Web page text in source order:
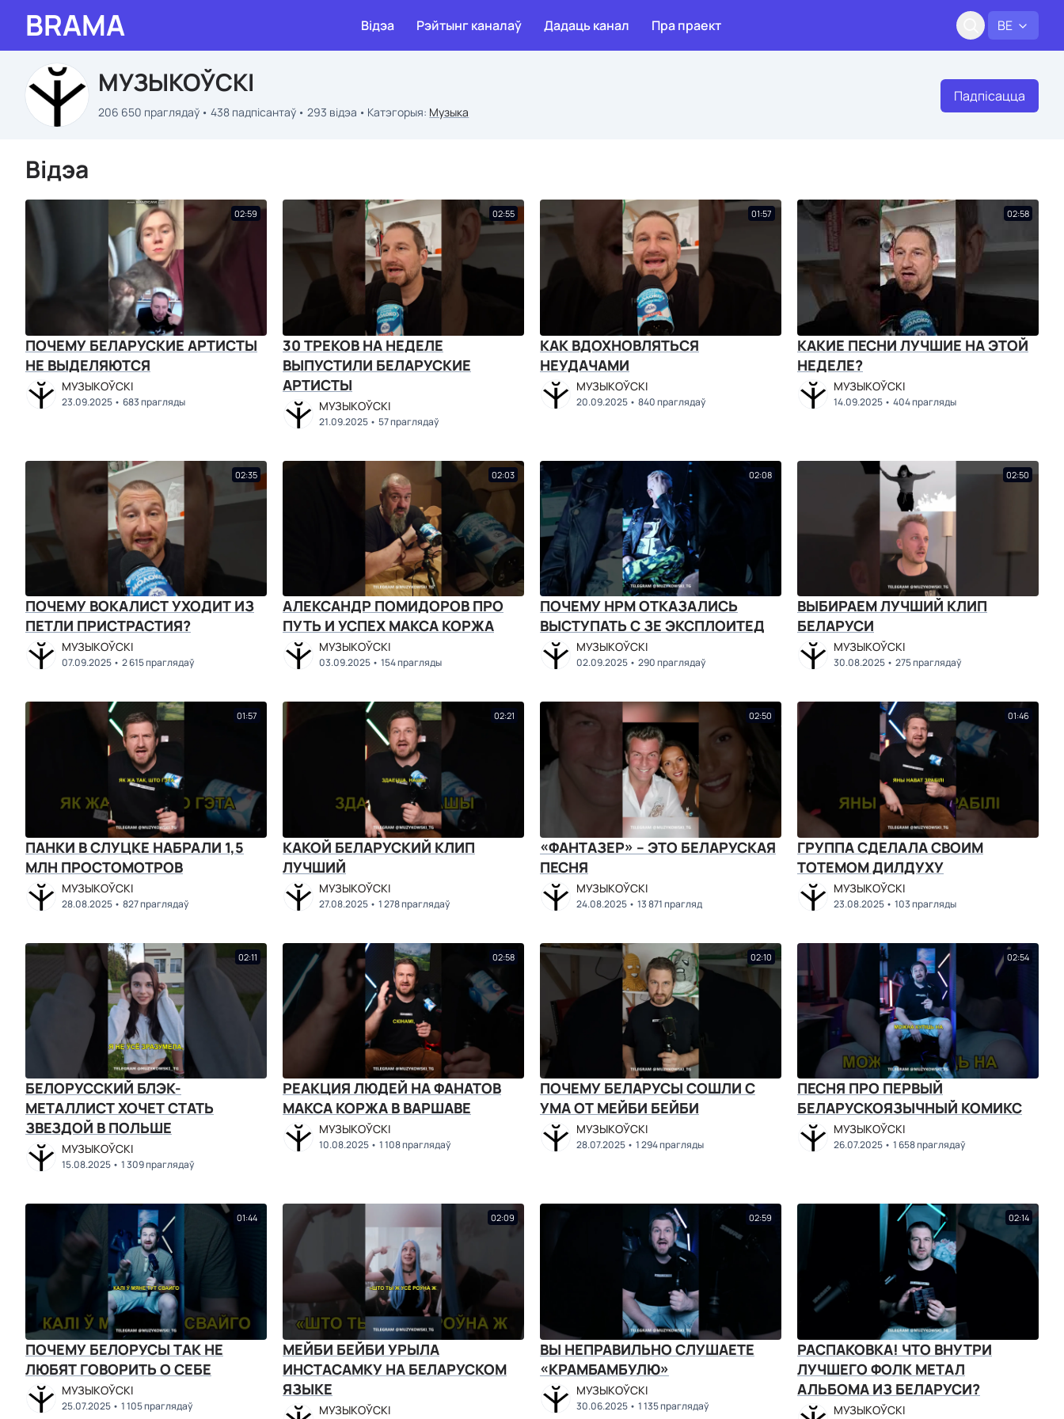
BRAMA BE
Відэа Рэйтынг каналаў Дадаць канал Пра праект
МУЗЫКОЎСКІ
206 650 праглядаў 438 падпісантаў 293 відэа Катэгорыя: Музыка
Падпісацца
Відэа
02:59
ПОЧЕМУ БЕЛАРУСКИЕ АРТИСТЫ
НЕ ВЫДЕЛЯЮТСЯ
МУЗЫКОЎСКІ
23.09.2025 683 прагляды
02:55
30 ТРЕКОВ НА НЕДЕЛЕ
ВЫПУСТИЛИ БЕЛАРУСКИЕ
АРТИСТЫ
МУЗЫКОЎСКІ
21.09.2025 57 праглядаў
01:57
КАК ВДОХНОВЛЯТЬСЯ
НЕУДАЧАМИ
МУЗЫКОЎСКІ
20.09.2025 840 праглядаў
02:58
КАКИЕ ПЕСНИ ЛУЧШИЕ НА ЭТОЙ
НЕДЕЛЕ?
МУЗЫКОЎСКІ
14.09.2025 404 прагляды
02:35
ПОЧЕМУ ВОКАЛИСТ УХОДИТ ИЗ
ПЕТЛИ ПРИСТРАСТИЯ?
МУЗЫКОЎСКІ
07.09.2025 2 615 праглядаў
02:03
АЛЕКСАНДР ПОМИДОРОВ ПРО
ПУТЬ И УСПЕХ МАКСА КОРЖА
МУЗЫКОЎСКІ
03.09.2025 154 прагляды
02:08
ПОЧЕМУ НРМ ОТКАЗАЛИСЬ
ВЫСТУПАТЬ С ЗЕ ЭКСПЛОИТЕД
МУЗЫКОЎСКІ
02.09.2025 290 праглядаў
02:50
ВЫБИРАЕМ ЛУЧШИЙ КЛИП
БЕЛАРУСИ
МУЗЫКОЎСКІ
30.08.2025 275 праглядаў
01:57
ПАНКИ В СЛУЦКЕ НАБРАЛИ 1,5
МЛН ПРОСТОМОТРОВ
МУЗЫКОЎСКІ
28.08.2025 827 праглядаў
02:21
КАКОЙ БЕЛАРУСКИЙ КЛИП
ЛУЧШИЙ
МУЗЫКОЎСКІ
27.08.2025 1 278 праглядаў
02:50
«ФАНТАЗЕР» – ЭТО БЕЛАРУСКАЯ
ПЕСНЯ
МУЗЫКОЎСКІ
24.08.2025 13 871 прагляд
01:46
ГРУППА СДЕЛАЛА СВОИМ
ТОТЕМОМ ДИЛДУХУ
МУЗЫКОЎСКІ
23.08.2025 103 прагляды
02:11
БЕЛОРУССКИЙ БЛЭК-
МЕТАЛЛИСТ ХОЧЕТ СТАТЬ
ЗВЕЗДОЙ В ПОЛЬШЕ
МУЗЫКОЎСКІ
15.08.2025 1 309 праглядаў
02:58
РЕАКЦИЯ ЛЮДЕЙ НА ФАНАТОВ
МАКСА КОРЖА В ВАРШАВЕ
МУЗЫКОЎСКІ
10.08.2025 1 108 праглядаў
02:10
ПОЧЕМУ БЕЛАРУСЫ СОШЛИ С
УМА ОТ МЕЙБИ БЕЙБИ
МУЗЫКОЎСКІ
28.07.2025 1 294 прагляды
02:54
ПЕСНЯ ПРО ПЕРВЫЙ
БЕЛАРУСКОЯЗЫЧНЫЙ КОМИКС
МУЗЫКОЎСКІ
26.07.2025 1 658 праглядаў
01:44
ПОЧЕМУ БЕЛОРУСЫ ТАК НЕ
ЛЮБЯТ ГОВОРИТЬ О СЕБЕ
МУЗЫКОЎСКІ
25.07.2025 1 105 праглядаў
02:09
МЕЙБИ БЕЙБИ УРЫЛА
ИНСТАСАМКУ НА БЕЛАРУСКОМ
ЯЗЫКЕ
МУЗЫКОЎСКІ
02:59
ВЫ НЕПРАВИЛЬНО СЛУШАЕТЕ
«КРАМБАМБУЛЮ»
МУЗЫКОЎСКІ
30.06.2025 1 135 праглядаў
02:14
РАСПАКОВКА! ЧТО ВНУТРИ
ЛУЧШЕГО ФОЛК МЕТАЛ
АЛЬБОМА ИЗ БЕЛАРУСИ?
МУЗЫКОЎСКІ